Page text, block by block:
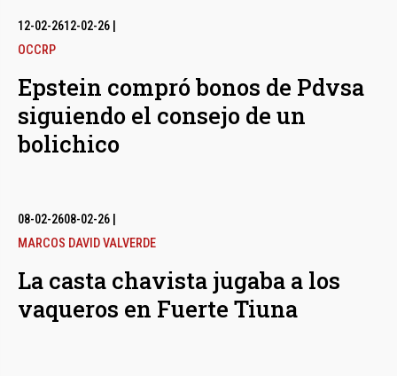
12-02-2612-02-26
OCCRP
Epstein compró bonos de Pdvsa
siguiendo el consejo de un
bolichico
08-02-2608-02-26
MARCOS DAVID VALVERDE
La casta chavista jugaba a los
vaqueros en Fuerte Tiuna